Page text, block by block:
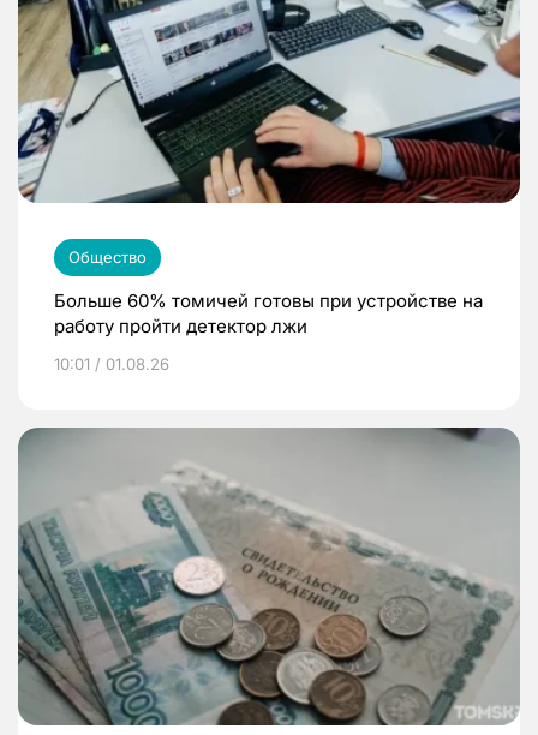
Общество
Больше 60% томичей готовы при устройстве на
работу пройти детектор лжи
10:01 / 01.08.26